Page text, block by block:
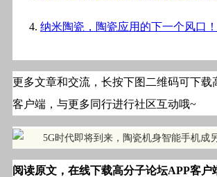
纳米陶瓷，陶瓷应用的下一个风口！
更多文章和交流，长按下图二维码可下载
客户端，与更多同行进行社区互动哦~
阅读原文，在线下载高分子论坛APP客户